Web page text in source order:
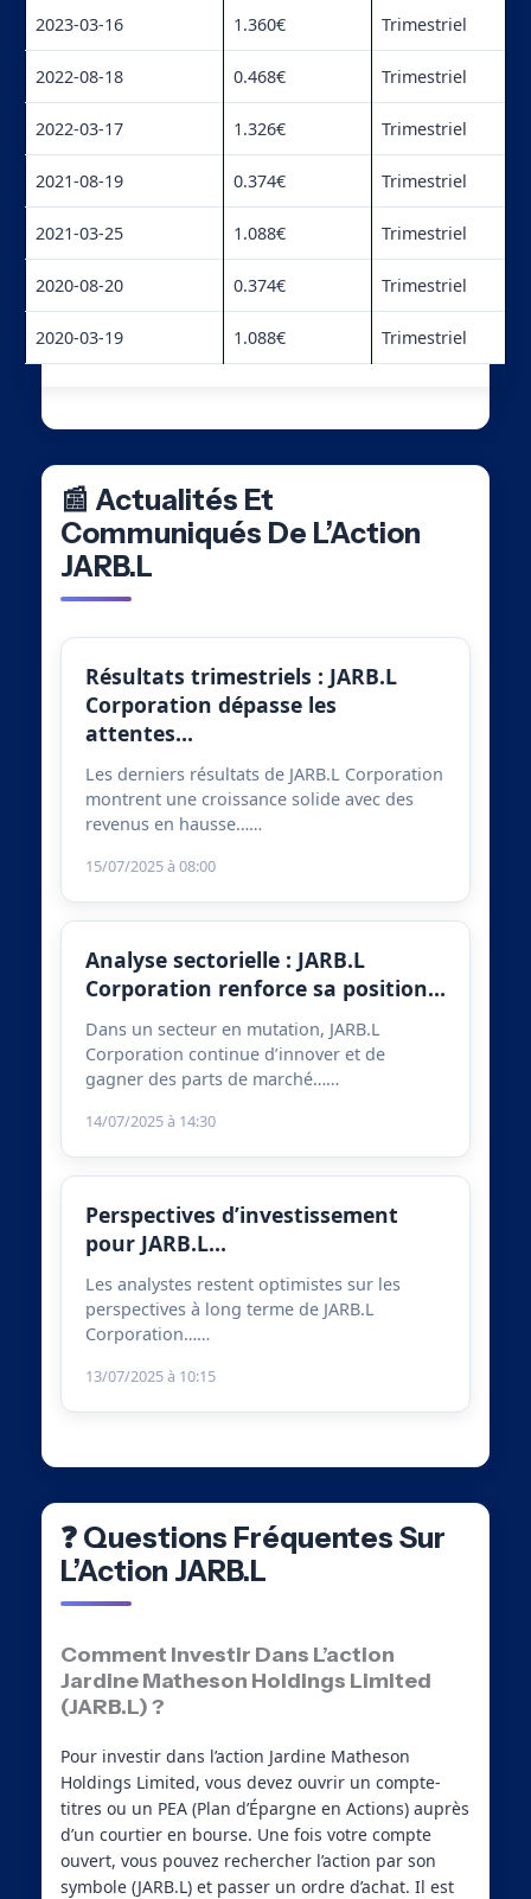
2023-03-16 1.360€ Trimestriel
2022-08-18 0.468€ Trimestriel
2022-03-17 1.326€ Trimestriel
2021-08-19 0.374€ Trimestriel
2021-03-25 1.088€ Trimestriel
2020-08-20 0.374€ Trimestriel
2020-03-19 1.088€ Trimestriel
📰 Actualités Et
Communiqués De L’Action
JARB.L
Résultats trimestriels : JARB.L
Corporation dépasse les
attentes…
Les derniers résultats de JARB.L Corporation
montrent une croissance solide avec des
revenus en hausse……
15/07/2025 à 08:00
Analyse sectorielle : JARB.L
Corporation renforce sa position…
Dans un secteur en mutation, JARB.L
Corporation continue d’innover et de
gagner des parts de marché……
14/07/2025 à 14:30
Perspectives d’investissement
pour JARB.L…
Les analystes restent optimistes sur les
perspectives à long terme de JARB.L
Corporation……
13/07/2025 à 10:15
❓ Questions Fréquentes Sur
L’Action JARB.L
Comment Investir Dans L’action
Jardine Matheson Holdings Limited
(JARB.L) ?
Pour investir dans l’action Jardine Matheson
Holdings Limited, vous devez ouvrir un compte-
titres ou un PEA (Plan d’Épargne en Actions) auprès
d’un courtier en bourse. Une fois votre compte
ouvert, vous pouvez rechercher l’action par son
symbole (JARB.L) et passer un ordre d’achat. Il est